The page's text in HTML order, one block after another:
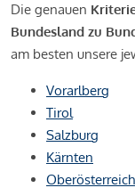
Die genauen
Bundesland zu
am besten unsere
Vorarlberg
Tirol
Salzburg
Kärnten
Oberösterreich